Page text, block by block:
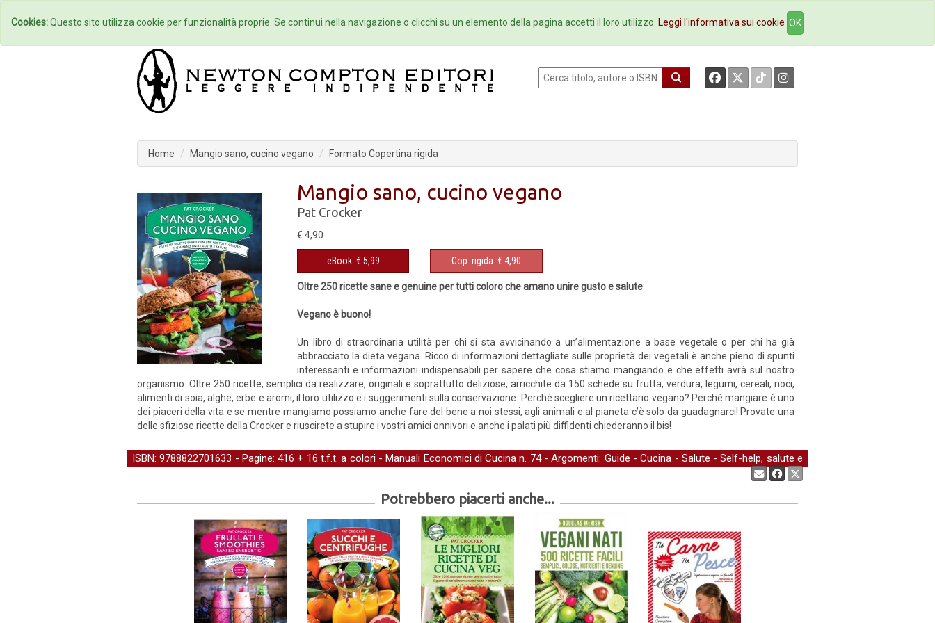
Home Autori Eventi Collane Newsletter Ebookstore Contatti
Home Mangio sano, cucino vegano Formato Copertina rigida
Mangio sano, cucino vegano
Pat Crocker
€ 4,90
eBook € 5,99 Cop. rigida € 4,90
Oltre 250 ricette sane e genuine per tutti coloro che amano unire gusto e salute
Vegano è buono!
Un libro di straordinaria utilità per chi si sta avvicinando a un’alimentazione a base vegetale o per chi ha già
abbracciato la dieta vegana. Ricco di informazioni dettagliate sulle proprietà dei vegetali è anche pieno di spunti
interessanti e informazioni indispensabili per sapere che cosa stiamo mangiando e che effetti avrà sul nostro
organismo. Oltre 250 ricette, semplici da realizzare, originali e soprattutto deliziose, arricchite da 150 schede su frutta, verdura, legumi, cereali, noci,
alimenti di soia, alghe, erbe e aromi, il loro utilizzo e i suggerimenti sulla conservazione. Perché scegliere un ricettario vegano? Perché mangiare è uno
dei piaceri della vita e se mentre mangiamo possiamo anche fare del bene a noi stessi, agli animali e al pianeta c’è solo da guadagnarci! Provate una
delle sfiziose ricette della Crocker e riuscirete a stupire i vostri amici onnivori e anche i palati più diffidenti chiederanno il bis!
ISBN: 9788822701633 - Pagine: 416 + 16 t.f.t. a colori -Manuali Economici di Cucina n. 74 - Argomenti: Guide -Cucina - Salute -Self-help, salute e
Potrebbero piacerti anche...
Cookies:Questo sito utilizza cookie per funzionalità proprie. Se continui nella navigazione o clicchi su un elemento della pagina accetti il loro utilizzo. Leggi l'informativa sui cookie OK